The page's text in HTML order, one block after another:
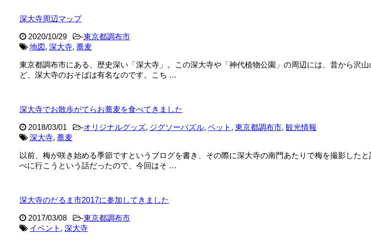
深大寺周辺マップ
2020/10/29 -東京都調布市
地図 , 深大寺, 蕎麦
東京都調布市にある、歴史深い「深大寺」。この深大寺や「神代植物公園」の周辺には、昔から沢
ど、深大寺のおそばは有名なのです。こち …
深大寺でお散歩がてらお蕎麦を食べてきました
2018/03/01 -オリジナルグッズ, ジグソーパズル, ペット , 東京都調布市, 観光情報
深大寺, 蕎麦
以前、梅が咲き始める季節ですというブログを書き、その際に深大寺の南門あたりで梅を撮影した
べに行こうという話だったので、今回はそ …
深大寺のだるま市2017に参加してきました
2017/03/08 -東京都調布市
イベント , 深大寺